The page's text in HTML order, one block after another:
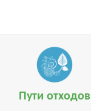
Пути отходов